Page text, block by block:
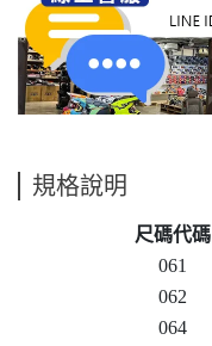
規格說明
尺碼代碼
061
062
064